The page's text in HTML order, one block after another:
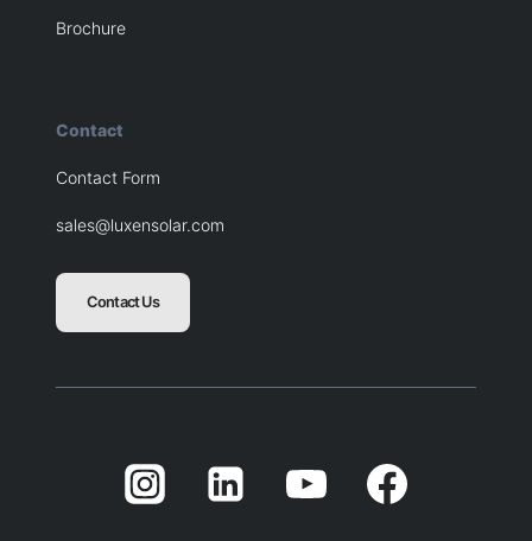
Brochure
Contact
Contact Form
sales@luxensolar.com
Contact Us